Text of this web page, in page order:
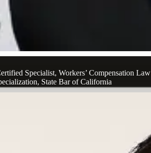
Specialist, Workers’ Compensation Law
State Bar of California